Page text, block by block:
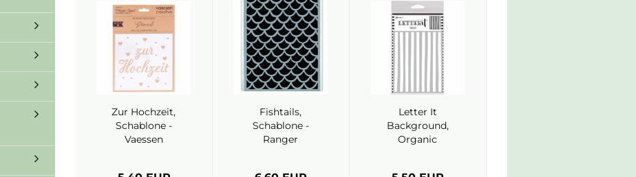
Zur Hochzeit,
Schablone -
Vaessen
Fishtails,
Schablone -
Ranger
Letter It
Background,
Organic